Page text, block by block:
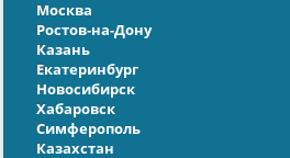
Москва
Ростов-на-Дону
Казань
Екатеринбург
Новосибирск
Хабаровск
Симферополь
Казахстан